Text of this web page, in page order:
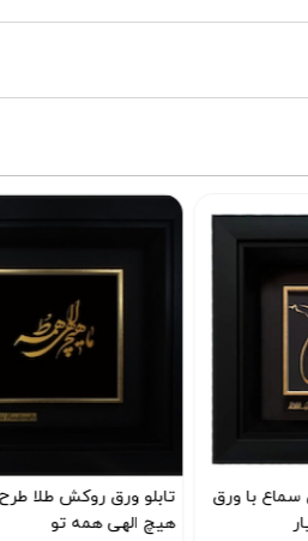
ورق
تابلو ورق روکش طلا طرح ما
هیچ الهی همه تو